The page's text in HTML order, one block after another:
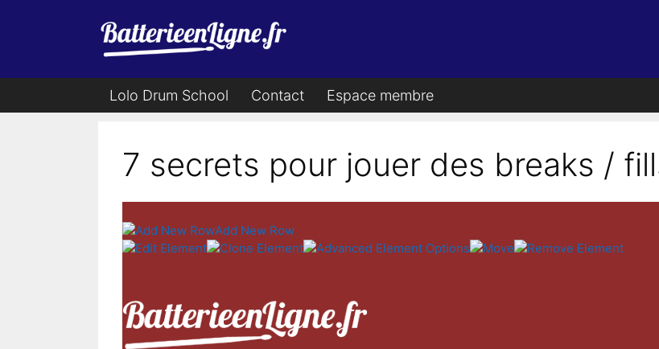
Lolo Drum School Contact Espace membre
7 secrets pour jouer des breaks /
Add New Row